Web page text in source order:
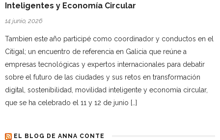
Inteligentes y Economía Circular
14 junio, 2026
Tambien este año participé como coordinador y conductos en el
Citigal; un encuentro de referencia en Galicia que reúne a
empresas tecnológicas y expertos internacionales para debatir
sobre el futuro de las ciudades y sus retos en transformación
digital, sostenibilidad, movilidad inteligente y economía circular,
que se ha celebrado el 11 y 12 de junio […]
EL BLOG DE ANNA CONTE